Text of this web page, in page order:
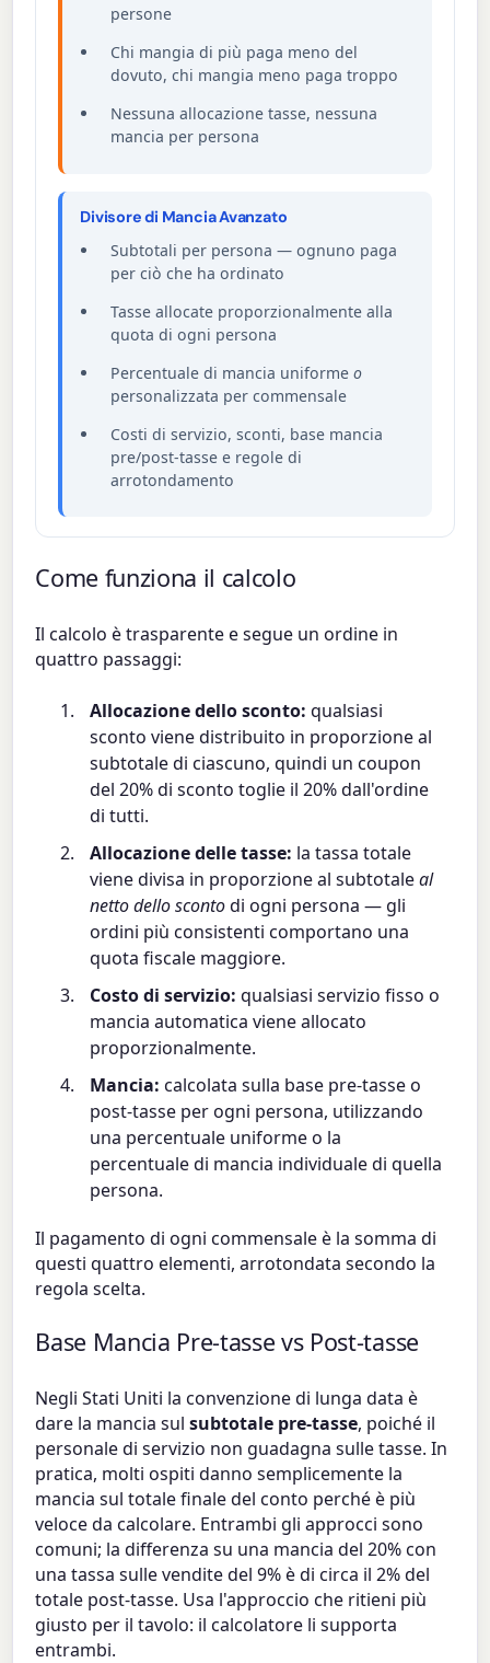
persone
Chi mangia di più paga meno del
dovuto, chi mangia meno paga troppo
Nessuna allocazione tasse, nessuna
mancia per persona
Divisore di Mancia Avanzato
Subtotali per persona — ognuno paga
per ciò che ha ordinato
Tasse allocate proporzionalmente alla
quota di ogni persona
Percentuale di mancia uniforme o
personalizzata per commensale
Costi di servizio, sconti, base mancia
pre/post-tasse e regole di
arrotondamento
Come funziona il calcolo
Il calcolo è trasparente e segue un ordine in
quattro passaggi:
Allocazione dello sconto: qualsiasi
sconto viene distribuito in proporzione al
subtotale di ciascuno, quindi un coupon
del 20% di sconto toglie il 20% dall'ordine
di tutti.
Allocazione delle tasse: la tassa totale
viene divisa in proporzione al subtotaleal
netto dello scontodi ogni persona — gli
ordini più consistenti comportano una
quota fiscale maggiore.
Costo di servizio: qualsiasi servizio fisso o
mancia automatica viene allocato
proporzionalmente.
Mancia: calcolata sulla base pre-tasse o
post-tasse per ogni persona, utilizzando
una percentuale uniforme o la
percentuale di mancia individuale di quella
persona.
Il pagamento di ogni commensale è la somma di
questi quattro elementi, arrotondata secondo la
regola scelta.
Base Mancia Pre-tasse vs Post-tasse
Negli Stati Uniti la convenzione di lunga data è
dare la mancia sulsubtotale pre-tasse, poiché il
personale di servizio non guadagna sulle tasse. In
pratica, molti ospiti danno semplicemente la
mancia sul totale finale del conto perché è più
veloce da calcolare. Entrambi gli approcci sono
comuni; la differenza su una mancia del 20% con
una tassa sulle vendite del 9% è di circa il 2% del
totale post-tasse. Usa l'approccio che ritieni più
giusto per il tavolo: il calcolatore li supporta
entrambi.